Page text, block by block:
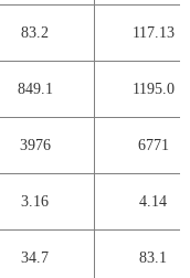
83.2 117.13
849.1 1195.0
3976 6771
3.16 4.14
34.7 83.1